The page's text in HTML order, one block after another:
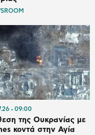
09:00
της Ουκρανίας με
κοντά στην Αγία